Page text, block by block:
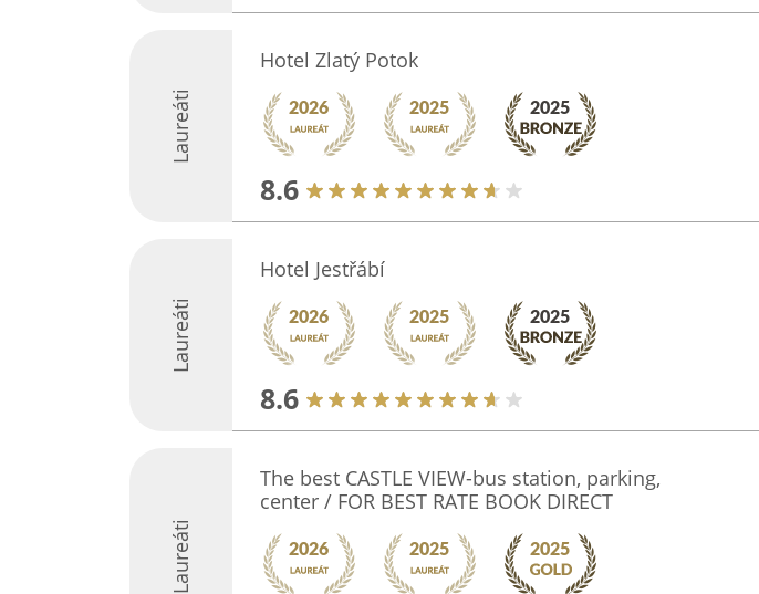
Laureáti
Hotel Zlatý Potok
8.6
Laureáti
Hotel Jestřábí
8.6
Laureáti
The best CASTLE VIEW-bus station, parking,
center / FOR BEST RATE BOOK DIRECT